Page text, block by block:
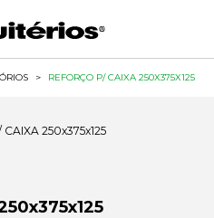
> REFORÇO P/ CAIXA 250X375X125